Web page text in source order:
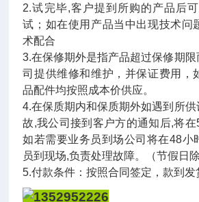
2.试完毕,客户提到所购的产品后
试；如在使用产品当中出现技术问
术配合
3.在保修期外是指产品超过保修期
司提供维修和维护，并保证费用，
品配件均按照成本价供应。
4.在保质期内和保质期外如遇到所
故,我公司接到客户方的通知后,将
如若需要业务员到场公司将在48小
员到现场,负责处理故障。（节假日除
5.付款条件：按照合同签定，款到发